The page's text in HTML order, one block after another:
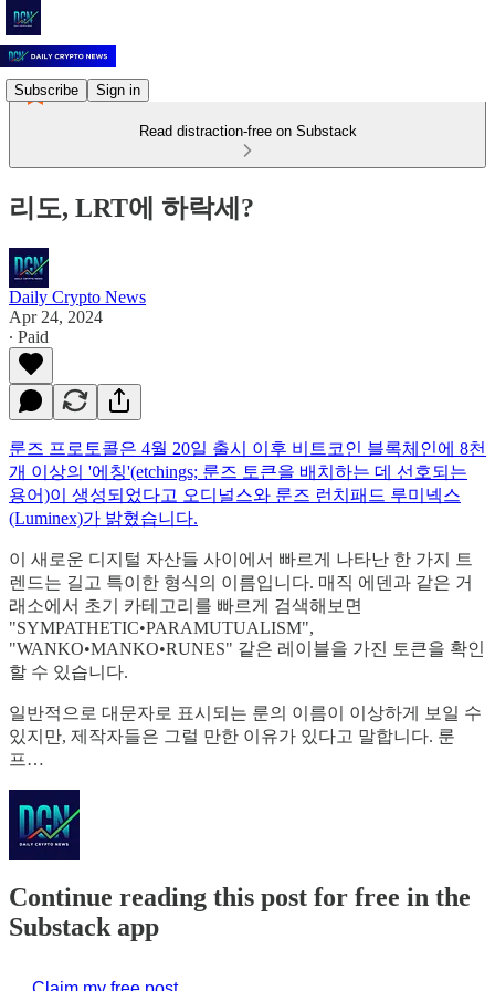
Subscribe Sign in
Read distraction-free on Substack
리도, LRT에 하락세?
Daily Crypto News
Apr 24, 2024
∙ Paid
룬즈 프로토콜은 4월 20일 출시 이후 비트코인 블록체인에 8천
개 이상의 '에칭'(etchings; 룬즈 토큰을 배치하는 데 선호되는
용어)이 생성되었다고 오디널스와 룬즈 런치패드 루미넥스
(Luminex)가 밝혔습니다.
이 새로운 디지털 자산들 사이에서 빠르게 나타난 한 가지 트
렌드는 길고 특이한 형식의 이름입니다. 매직 에덴과 같은 거
래소에서 초기 카테고리를 빠르게 검색해보면
"SYMPATHETIC•PARAMUTUALISM",
"WANKO•MANKO•RUNES" 같은 레이블을 가진 토큰을 확인
할 수 있습니다.
일반적으로 대문자로 표시되는 룬의 이름이 이상하게 보일 수
있지만, 제작자들은 그럴 만한 이유가 있다고 말합니다. 룬
프…
Continue reading this post for free in the
Substack app